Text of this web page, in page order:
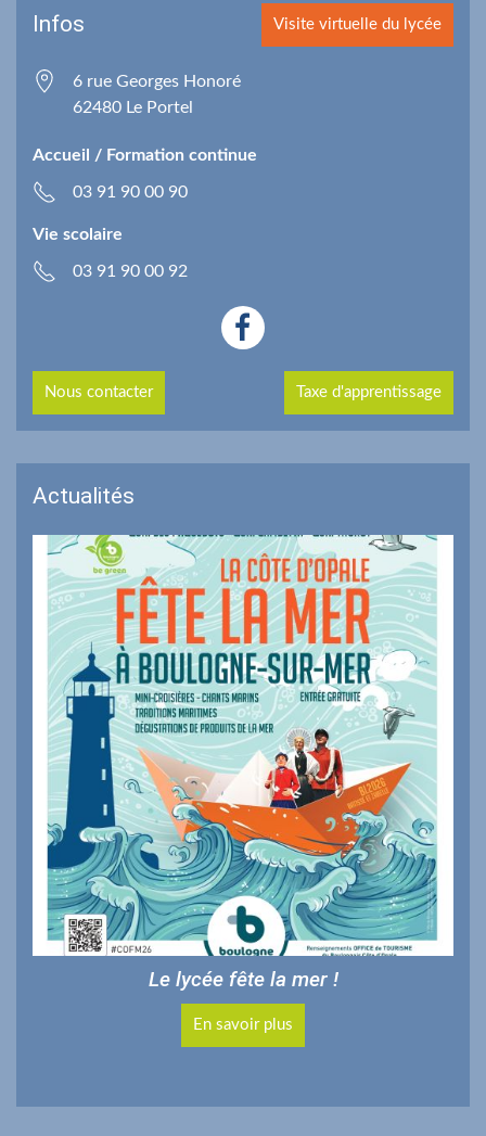
Infos Visite virtuelle du lycée
6 rue Georges Honoré
62480 Le Portel
Accueil / Formation continue
03 91 90 00 90
Vie scolaire
03 91 90 00 92
Nous contacter Taxe d'apprentissage
Actualités
Le lycée fête la mer !
En savoir plus